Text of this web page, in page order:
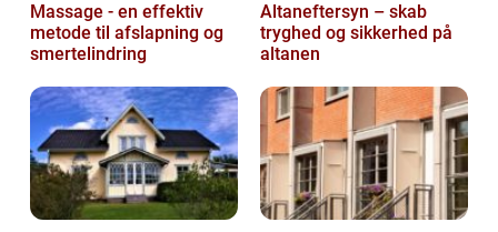
Massage - en effektiv
metode til afslapning og
smertelindring
Altaneftersyn – skab
tryghed og sikkerhed på
altanen